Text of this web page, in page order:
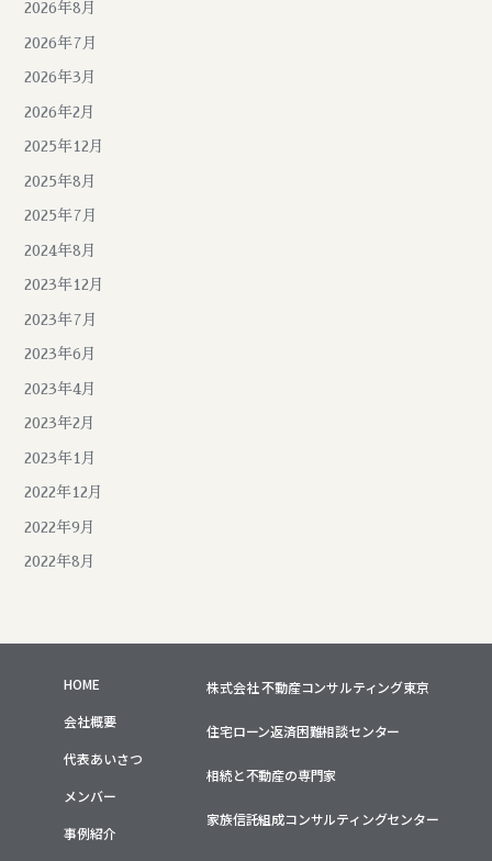
2026年8月
2026年7月
2026年3月
2026年2月
2025年12月
2025年8月
2025年7月
2024年8月
2023年12月
2023年7月
2023年6月
2023年4月
2023年2月
2023年1月
2022年12月
2022年9月
2022年8月
HOME
会社概要
代表あいさつ
メンバー
事例紹介
株式会社 不動産コンサルティング東京
住宅ローン返済困難相談センター
相続と不動産の専門家
家族信託組成コンサルティングセンター